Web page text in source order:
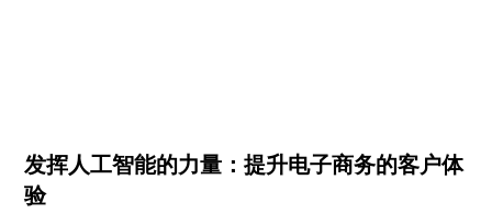
发挥人工智能的力量：提升电子商务的客户体
验